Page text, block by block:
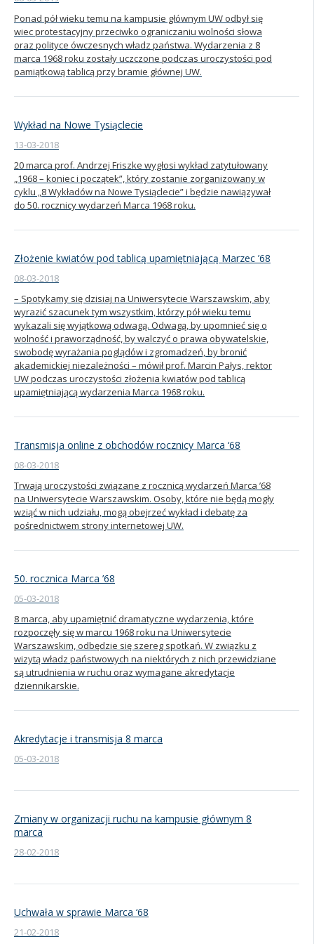
Kandydat
Absolwent
Ponad pół wieku temu na kampusie głównym UW odbył się
wiec protestacyjny przeciwko ograniczaniu wolności słowa
oraz polityce ówczesnych władz państwa. Wydarzenia z 8
marca 1968 roku zostały uczczone podczas uroczystości pod
pamiątkową tablicą przy bramie głównej UW.
Wykład na Nowe Tysiąclecie
13-03-2018
20 marca prof. Andrzej Friszke wygłosi wykład zatytułowany
„1968 – koniec i początek”, który zostanie zorganizowany w
cyklu „8 Wykładów na Nowe Tysiąclecie” i będzie nawiązywał
do 50. rocznicy wydarzeń Marca 1968 roku.
Złożenie kwiatów pod tablicą upamiętniającą Marzec ’68
08-03-2018
– Spotykamy się dzisiaj na Uniwersytecie Warszawskim, aby
wyrazić szacunek tym wszystkim, którzy pół wieku temu
wykazali się wyjątkową odwagą. Odwagą, by upomnieć się o
wolność i praworządność, by walczyć o prawa obywatelskie,
swobodę wyrażania poglądów i zgromadzeń, by bronić
akademickiej niezależności – mówił prof. Marcin Pałys, rektor
UW podczas uroczystości złożenia kwiatów pod tablicą
upamiętniającą wydarzenia Marca 1968 roku.
Transmisja online z obchodów rocznicy Marca ‘68
08-03-2018
Trwają uroczystości związane z rocznicą wydarzeń Marca ’68
na Uniwersytecie Warszawskim. Osoby, które nie będą mogły
wziąć w nich udziału, mogą obejrzeć wykład i debatę za
pośrednictwem strony internetowej UW.
50. rocznica Marca ’68
05-03-2018
8 marca, aby upamiętnić dramatyczne wydarzenia, które
rozpoczęły się w marcu 1968 roku na Uniwersytecie
Warszawskim, odbędzie się szereg spotkań. W związku z
wizytą władz państwowych na niektórych z nich przewidziane
są utrudnienia w ruchu oraz wymagane akredytacje
dziennikarskie.
Akredytacje i transmisja 8 marca
05-03-2018
Zmiany w organizacji ruchu na kampusie głównym 8
marca
28-02-2018
Uchwała w sprawie Marca ‘68
21-02-2018